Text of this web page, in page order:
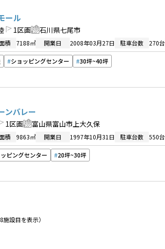
ール
1区画 石川県七尾市
積 7188㎡ 開業日 2008年03月27日 駐車台数 270台
ショッピングセンター 30坪~40坪
ンバレー
1区画 富山県富山市上大久保
積 9863㎡ 開業日 1997年10月31日 駐車台数 550台
ピングセンター 20坪~30坪
施設目を表示）